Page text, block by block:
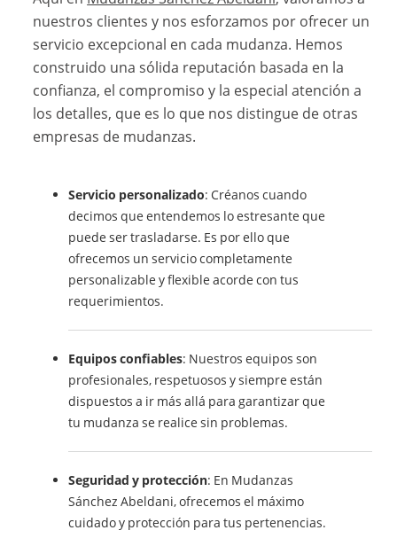
nuestros clientes y nos esforzamos por ofrecer un
servicio excepcional en cada mudanza. Hemos
construido una sólida reputación basada en la
confianza, el compromiso y la especial atención a
los detalles, que es lo que nos distingue de otras
empresas de mudanzas.
Servicio personalizado: Créanos cuando
decimos que entendemos lo estresante que
puede ser trasladarse. Es por ello que
ofrecemos un servicio completamente
personalizable y flexible acorde con tus
requerimientos.
Equipos confiables: Nuestros equipos son
profesionales, respetuosos y siempre están
dispuestos a ir más allá para garantizar que
tu mudanza se realice sin problemas.
Seguridad y protección: En Mudanzas
Sánchez Abeldani, ofrecemos el máximo
cuidado y protección para tus pertenencias.